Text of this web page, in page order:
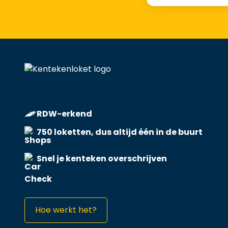
RDW-erkend
750 loketten, dus altijd één in de buurt
Snel je kenteken overschrijven
Hoe werkt het?